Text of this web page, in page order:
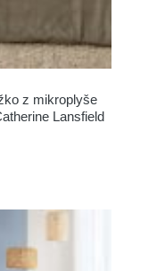
z mikroplyše
Lansfield